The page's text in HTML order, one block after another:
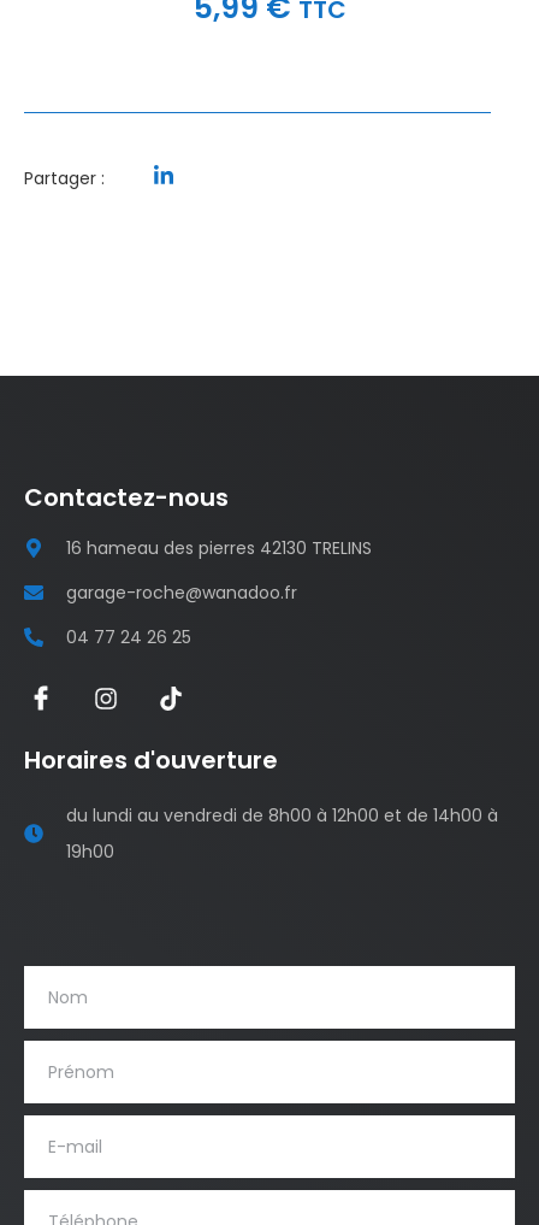
TTC
Partager :
Contactez-nous
16 hameau des pierres 42130 TRELINS
garage-roche@wanadoo.fr
04 77 24 26 25
Horaires d'ouverture
du lundi au vendredi de 8h00 à 12h00 et de 14h00 à
19h00